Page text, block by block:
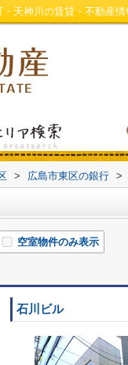
天神川の賃貸・不動産
> 広島市東区の銀行 >
空室物件のみ表示
石川ビル